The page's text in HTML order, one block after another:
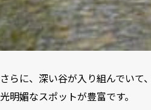
さらに、深い谷が入り組んでいて
光明媚なスポットが豊富です。